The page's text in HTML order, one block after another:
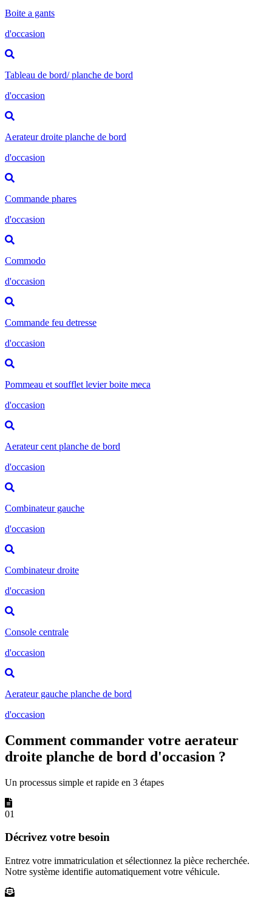
Boite a gants
d'occasion
Tableau de bord/ planche de bord
d'occasion
Aerateur droite planche de bord
d'occasion
Commande phares
d'occasion
Commodo
d'occasion
Commande feu detresse
d'occasion
Pommeau et soufflet levier boite meca
d'occasion
Aerateur cent planche de bord
d'occasion
Combinateur gauche
d'occasion
Combinateur droite
d'occasion
Console centrale
d'occasion
Aerateur gauche planche de bord
d'occasion
Comment commander votre aerateur
droite planche de bord d'occasion ?
Un processus simple et rapide en 3 étapes
01
Décrivez votre besoin
Entrez votre immatriculation et sélectionnez la pièce recherchée.
Notre système identifie automatiquement votre véhicule.